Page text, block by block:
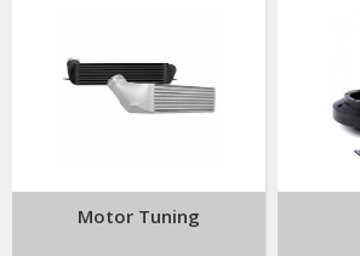
Motor Tuning